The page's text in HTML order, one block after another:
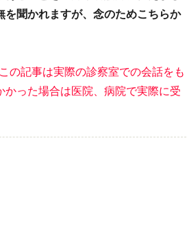
聞かれますが、念のためこちらか
の記事は実際の診察室での会話をも
った場合は医院、病院で実際に受